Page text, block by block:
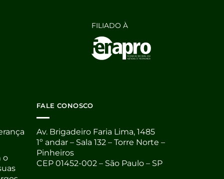
FILIADO À
o
FALE CONOSCO
Av. Brigadeiro Faria Lima, 1485
1º andar – Sala 132 – Torre Norte –
Pinheiros
CEP 01452-002 – São Paulo – SP